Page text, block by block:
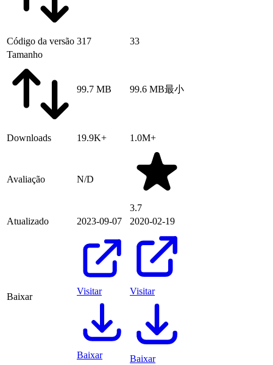
Código da versão 317
33
Tamanho
99.7 MB 99.6 MB最小
Downloads 19.9K+ 1.0M+
Avaliação N/D
3.7
Atualizado
2023-09-07 2020-02-19
Baixar
Visitar
Baixar
Visitar
Baixar